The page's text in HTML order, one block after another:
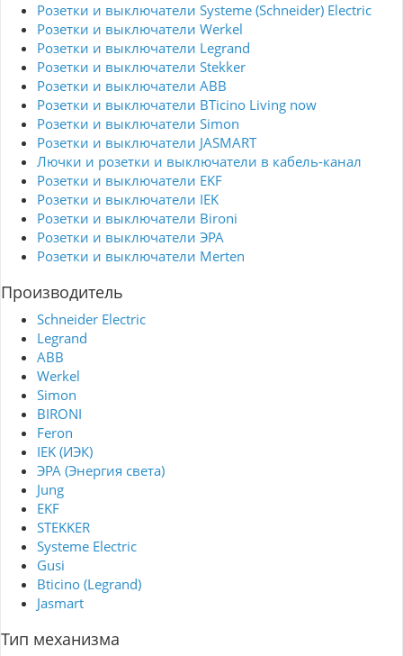
Розетки и выключатели Systeme (Schneider) Electric
Розетки и выключатели Werkel
Розетки и выключатели Legrand
Розетки и выключатели Stekker
Розетки и выключатели ABB
Розетки и выключатели BTicino Living now
Розетки и выключатели Simon
Розетки и выключатели JASMART
Лючки и розетки и выключатели в кабель-канал
Розетки и выключатели EKF
Розетки и выключатели IEK
Розетки и выключатели Bironi
Розетки и выключатели ЭРА
Розетки и выключатели Merten
Производитель
Schneider Electric
Legrand
ABB
Werkel
Simon
BIRONI
Feron
IEK (ИЭК)
ЭРА (Энергия света)
Jung
EKF
STEKKER
Systeme Electric
Gusi
Bticino (Legrand)
Jasmart
Тип механизма